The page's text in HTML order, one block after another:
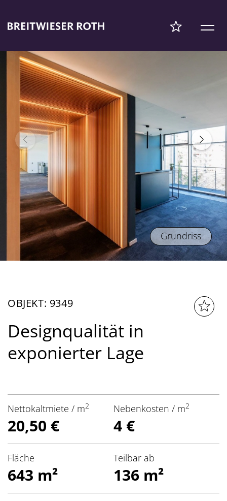
Grundriss
OBJEKT: 9349
Designqualität in
exponierter Lage
Nettokaltmiete / m2
20,50 €
Nebenkosten / m2
4 €
Fläche
643 m²
Teilbar ab
136 m²